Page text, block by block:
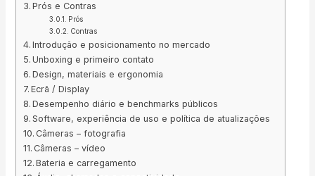
Prós e Contras
Prós
Contras
Introdução e posicionamento no mercado
Unboxing e primeiro contato
Design, materiais e ergonomia
Ecrã / Display
Desempenho diário e benchmarks públicos
Software, experiência de uso e política de atualizações
Câmeras – fotografia
Câmeras – vídeo
Bateria e carregamento